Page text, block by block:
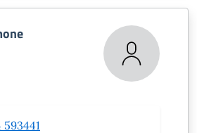
593441